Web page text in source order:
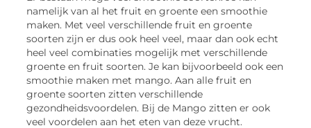
namelijk van al het fruit en groente een smoothie
maken. Met veel verschillende fruit en groente
soorten zijn er dus ook heel veel, maar dan ook echt
heel veel combinaties mogelijk met verschillende
groente en fruit soorten. Je kan bijvoorbeeld ook een
smoothie maken met mango. Aan alle fruit en
groente soorten zitten verschillende
gezondheidsvoordelen. Bij de Mango zitten er ook
veel voordelen aan het eten van deze vrucht.